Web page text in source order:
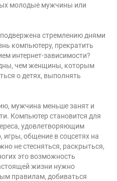
молодые мужчины или
стремлению днями
компьютеру, прекратить
интернет-зависимости?
чем женщины, которым
о детях, выполнять
мужчина меньше занят и
Компьютер становится для
удовлетворяющим
общение в соцсетях на
не стесняться, раскрыться,
это возможность
жизни нужно
правилам, добиваться